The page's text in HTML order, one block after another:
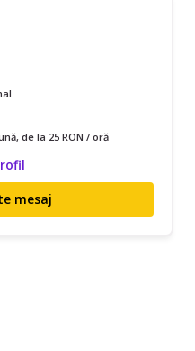
de la 25 RON / oră
mesaj